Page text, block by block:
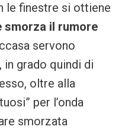
le finestre si ottiene
smorza il rumore
servono
, in grado quindi di
oltre alla
per l’onda
smorzata